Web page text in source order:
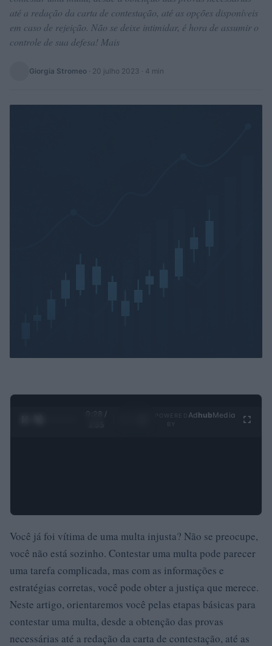
até a redação da carta de contestação, até as opções disponíveis
em caso de rejeição. Não se deixe intimidar, é hora de assumir o
controle de sua defesa! Mais
Giorgia Stromeo · 20 julho 2023 · 4 min
0:29 /
Ad hubMedia
Você já foi vítima de uma multa injusta? Não se preocupe,
você não está sozinho. Contestar uma multa pode parecer
uma tarefa complicada, mas com as informações e
estratégias corretas, você pode obter a justiça que merece.
Neste artigo, orientaremos você pelas etapas básicas para
contestar uma multa, desde a obtenção das provas
necessárias até a redação da carta de contestação, até as